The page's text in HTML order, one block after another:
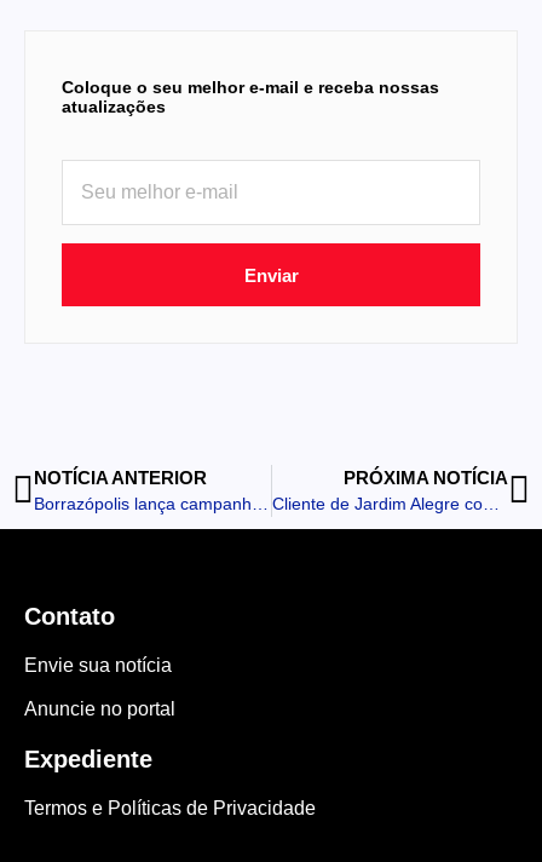
Coloque o seu melhor e-mail e receba nossas
atualizações
Enviar
NOTÍCIA ANTERIOR PRÓXIMA NOTÍCIA
Cliente de Jardim Alegre consegue liminar contra concessionária de motos
Contato
Envie sua notícia
Anuncie no portal
Expediente
Termos e Políticas de Privacidade